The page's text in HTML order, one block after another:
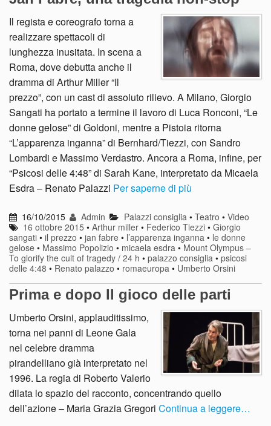
Il regista e coreografo torna a
realizzare spettacoli di
lunghezza inusitata. In scena a
Roma, dove debutta anche il
dramma di Arthur Miller “Il
prezzo”, con un cast di assoluto rilievo. A Milano, Giorgio
Sangati ha portato a termine il lavoro di Luca Ronconi, “Le
donne gelose” di Goldoni, mentre a Pistoia ritorna
“L’apparenza inganna” di Bernhard/Tiezzi, con Sandro
Lombardi e Massimo Verdastro. Ancora a Roma, infine, per
“Psicosi delle 4:48” di Sarah Kane, interpretato da Micaela
Esdra – Renato Palazzi Per saperne di più
16/10/2015 Admin Palazzi consiglia• Teatro • Video
16 ottobre 2015 •Arthur miller • Federico Tiezzi •Giorgio
sangati • il prezzo • jan fabre • l’apparenza inganna • le donne
gelose • Massimo Popolizio • micaela esdra • Mount Olympus –
To glorify the cult of tragedy / 24 h • palazzo consiglia • psicosi
delle 4:48 • Renato palazzo • romaeuropa • Umberto Orsini
Prima e dopo Il gioco delle parti
Umberto Orsini, applauditissimo,
torna nei panni di Leone Gala
nel celebre dramma
pirandelliano già interpretato nel
1996. La regia di Roberto Valerio
dilata lo spazio del racconto, concentrando quello
dell’azione – Maria Grazia Gregori Continua a leggere…